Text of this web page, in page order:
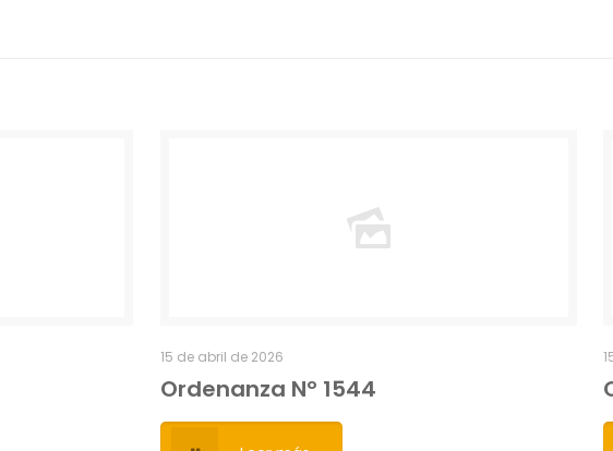
15 de abril de 2026
Ordenanza Nº 1544